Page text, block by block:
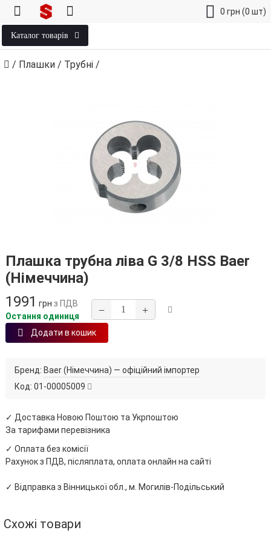
0 грн (0 шт)
Каталог товарів
/ Плашки / Трубні /
Плашка трубна ліва G 3/8 HSS Baer
(Німеччина)
1991 грн з ПДВ
Остання одиниця
− +
Додати в кошик
Бренд: Baer (Німеччина) — офіційний імпортер
Код: 01-00005009
✓ Доставка Новою Поштою та Укрпоштою
За тарифами перевізника
✓ Оплата без комісії
Рахунок з ПДВ, післяплата, оплата онлайн на сайті
✓ Відправка з Вінницької обл., м. Могилів-Подільський
Схожі товари